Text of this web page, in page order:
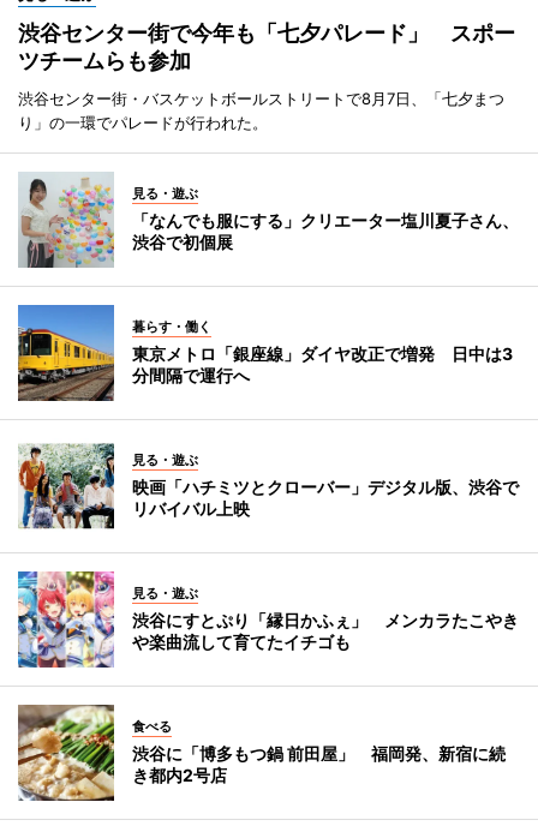
渋谷センター街で今年も「七夕パレード」 スポー
ツチームらも参加
渋谷センター街・バスケットボールストリートで8月7日、「七夕まつ
り」の一環でパレードが行われた。
見る・遊ぶ
「なんでも服にする」クリエーター塩川夏子さん、
渋谷で初個展
暮らす・働く
東京メトロ「銀座線」ダイヤ改正で増発 日中は3
分間隔で運行へ
見る・遊ぶ
映画「ハチミツとクローバー」デジタル版、渋谷で
リバイバル上映
見る・遊ぶ
渋谷にすとぷり「縁日かふぇ」 メンカラたこやき
や楽曲流して育てたイチゴも
食べる
渋谷に「博多もつ鍋 前田屋」 福岡発、新宿に続
き都内2号店